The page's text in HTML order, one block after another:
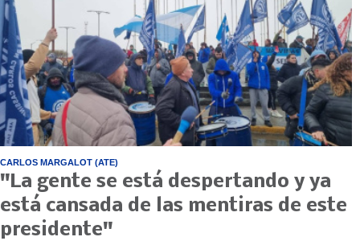
CARLOS MARGALOT (ATE)
"La gente se está despertando y ya
está cansada de las mentiras de este
presidente"